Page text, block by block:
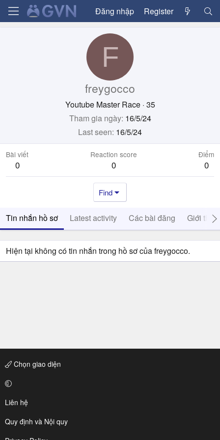
Đăng nhập Register
F
freygocco
Youtube Master Race · 35
Tham gia ngày 16/5/24
Last seen 16/5/24
Bài viết
0
Reaction score
0
Điểm
0
Find
Tin nhắn hồ sơ Latest activity Các bài đăng Giới thiệu
Hiện tại không có tin nhắn trong hồ sơ của freygocco.
Chọn giao diện
Liên hệ
Quy định và Nội quy